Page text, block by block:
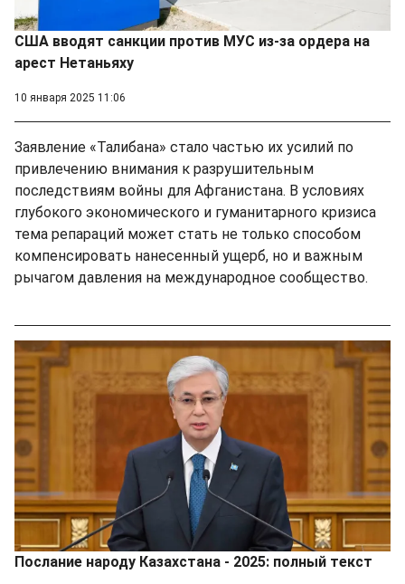
США вводят санкции против МУС из-за ордера на
арест Нетаньяху
10 января 2025 11:06
Заявление «Талибана» стало частью их усилий по
привлечению внимания к разрушительным
последствиям войны для Афганистана. В условиях
глубокого экономического и гуманитарного кризиса
тема репараций может стать не только способом
компенсировать нанесенный ущерб, но и важным
рычагом давления на международное сообщество.
Послание народу Казахстана - 2025: полный текст